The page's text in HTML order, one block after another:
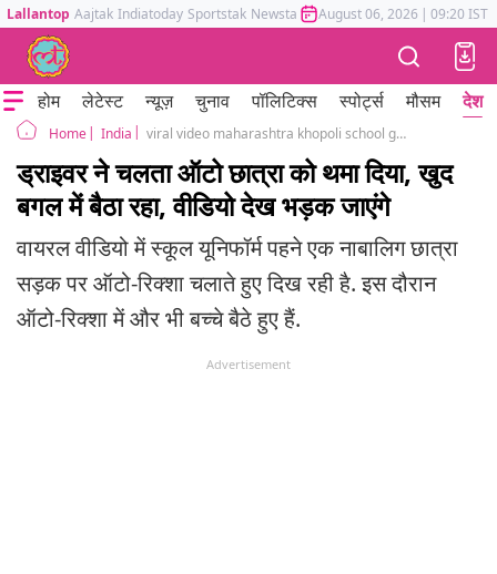
Lallantop Aajtak Indiatoday Sportstak Newstak Mumbai Tak Astrotak
August 06, 2026 | 09:20 IST
होम लेटेस्ट न्यूज़ चुनाव पॉलिटिक्स स्पोर्ट्स मौसम देश
Home India viral video maharashtra khopoli school girl driving auto rickshaw in school uniform
ड्राइवर ने चलता ऑटो छात्रा को थमा दिया, खुद
बगल में बैठा रहा, वीडियो देख भड़क जाएंगे
वायरल वीडियो में स्कूल यूनिफॉर्म पहने एक नाबालिग छात्रा
सड़क पर ऑटो-रिक्शा चलाते हुए दिख रही है. इस दौरान
ऑटो-रिक्शा में और भी बच्चे बैठे हुए हैं.
Advertisement